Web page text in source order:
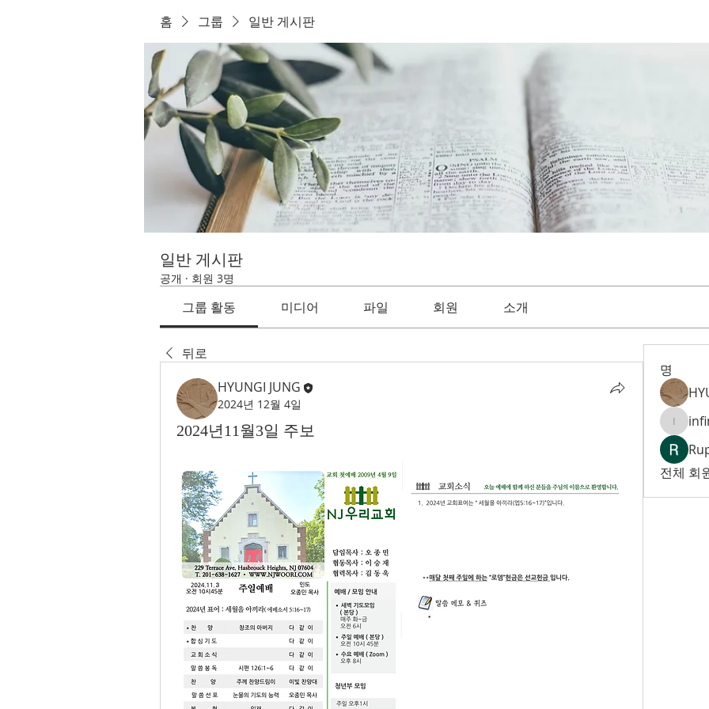
홈 그룹 일반 게시판
일반 게시판
공개 · 회원 3명
그룹 활동 미디어 파일 회원 소개
뒤로
HYUNGI JUNG
2024년 12월 4일
2024년11월3일 주보
명
전체 회